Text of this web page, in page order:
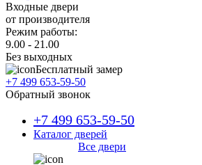
Входные двери
от производителя
Режим работы:
9.00 - 21.00
Без выходных
Бесплатный замер
+7 499 653-59-50
Обратный звонок
+7 499 653-59-50
Каталог дверей
Все двери